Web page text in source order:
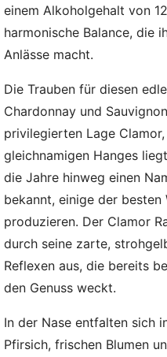
einem Alkoholgehalt von
harmonische Balance, die
Anlässe macht.
Die Trauben für diesen
Chardonnay und
privilegierten Lage
gleichnamigen Hanges
die Jahre hinweg einen
bekannt, einige der besten
produzieren. Der Clamor
durch seine zarte,
Reflexen aus, die bereits
den Genuss weckt.
In der Nase entfalten sich
Pfirsich, frischen Blumen